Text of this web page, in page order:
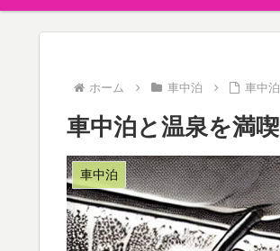
ホーム 車中泊 車中
車中泊と温泉を満
車中泊